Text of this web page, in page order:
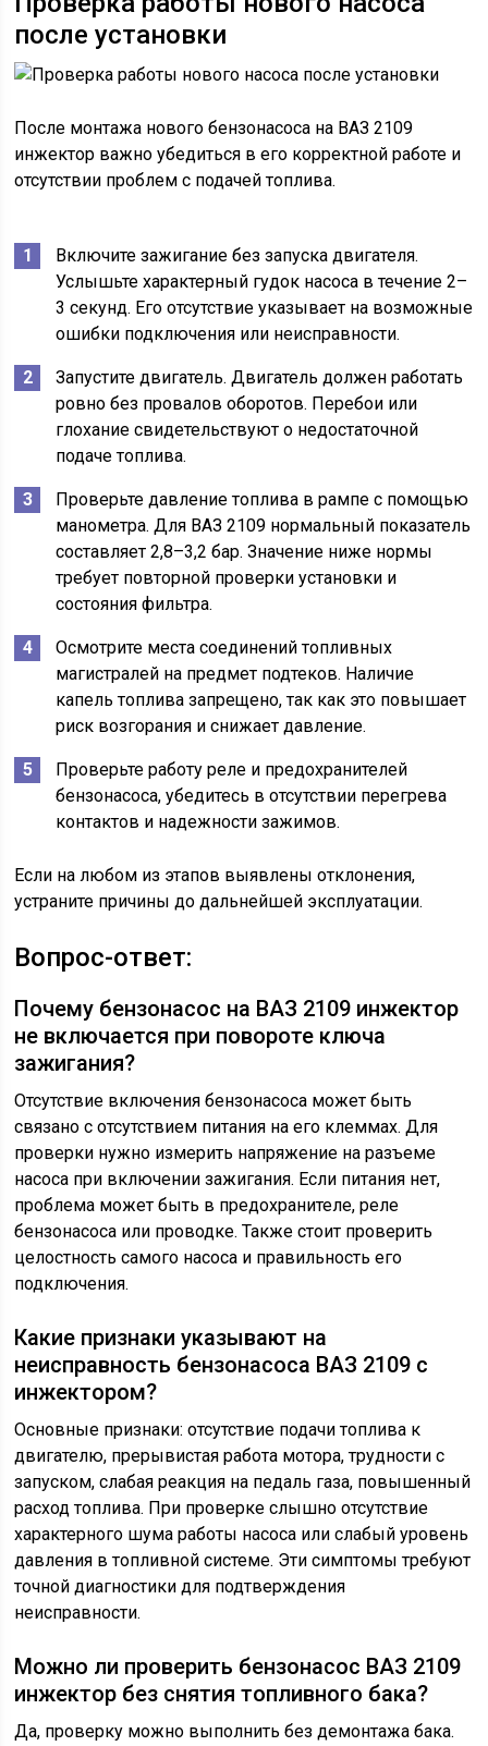
после установки
После монтажа нового бензонасоса на ВАЗ 2109
инжектор важно убедиться в его корректной работе и
отсутствии проблем с подачей топлива.
Включите зажигание без запуска двигателя.
Услышьте характерный гудок насоса в течение 2–
3 секунд. Его отсутствие указывает на возможные
ошибки подключения или неисправности.
Запустите двигатель. Двигатель должен работать
ровно без провалов оборотов. Перебои или
глохание свидетельствуют о недостаточной
подаче топлива.
Проверьте давление топлива в рампе с помощью
манометра. Для ВАЗ 2109 нормальный показатель
составляет 2,8–3,2 бар. Значение ниже нормы
требует повторной проверки установки и
состояния фильтра.
Осмотрите места соединений топливных
магистралей на предмет подтеков. Наличие
капель топлива запрещено, так как это повышает
риск возгорания и снижает давление.
Проверьте работу реле и предохранителей
бензонасоса, убедитесь в отсутствии перегрева
контактов и надежности зажимов.
Если на любом из этапов выявлены отклонения,
устраните причины до дальнейшей эксплуатации.
Вопрос-ответ:
Почему бензонасос на ВАЗ 2109 инжектор
не включается при повороте ключа
зажигания?
Отсутствие включения бензонасоса может быть
связано с отсутствием питания на его клеммах. Для
проверки нужно измерить напряжение на разъеме
насоса при включении зажигания. Если питания нет,
проблема может быть в предохранителе, реле
бензонасоса или проводке. Также стоит проверить
целостность самого насоса и правильность его
подключения.
Какие признаки указывают на
неисправность бензонасоса ВАЗ 2109 с
инжектором?
Основные признаки: отсутствие подачи топлива к
двигателю, прерывистая работа мотора, трудности с
запуском, слабая реакция на педаль газа, повышенный
расход топлива. При проверке слышно отсутствие
характерного шума работы насоса или слабый уровень
давления в топливной системе. Эти симптомы требуют
точной диагностики для подтверждения
неисправности.
Можно ли проверить бензонасос ВАЗ 2109
инжектор без снятия топливного бака?
Да, проверку можно выполнить без демонтажа бака.